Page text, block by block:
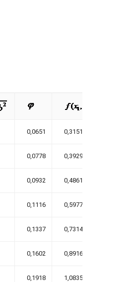
0,0651 0,3151
0,0778 0,3929
0,0932 0,4861
0,1116 0,5977
0,1337 0,7314
0,1602 0,8916
0,1918 1,0835